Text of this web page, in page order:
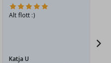
Alt flott :)
Katja U